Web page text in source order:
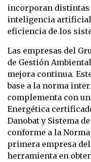
incorporan distintas
inteligencia
eficiencia de los
Las empresas del
de Gestión
mejora continua.
base a la norma
complementa con
Energética
Danobat y Sistema
conforme a la Norma
primera empresa
herramienta en